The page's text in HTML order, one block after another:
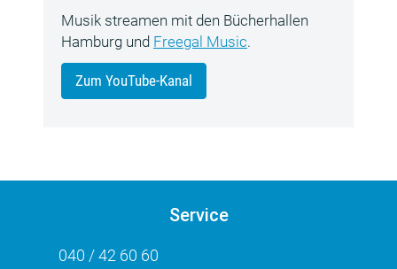
Musik streamen mit den Bücherhallen
Hamburg und Freegal Music.
Zum YouTube-Kanal
Service
040 / 42 60 60